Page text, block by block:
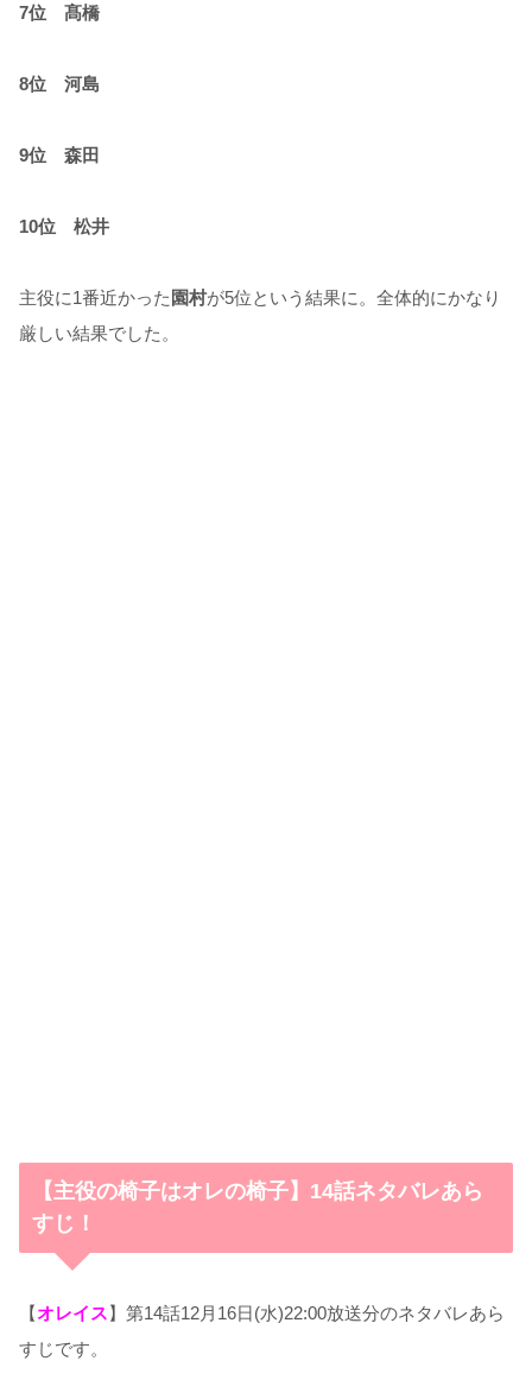
7位 髙橋
8位 河島
9位 森田
10位 松井
主役に1番近かった 園村が5位という結果に。全体的にかなり
厳しい結果でした。
【主役の椅子はオレの椅子】14話ネタバレあら
すじ！
【オレイス】第14話12月16日(水)22:00放送分のネタバレあら
すじです。